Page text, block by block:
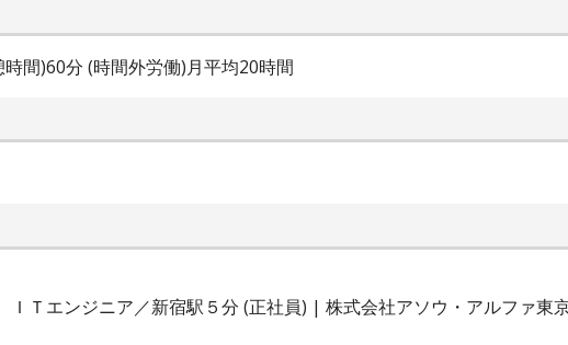
間)60分 (時間外労働)月平均20時間
ＩＴエンジニア／新宿駅５分 (正社員) | 株式会社アソウ・アルファ東